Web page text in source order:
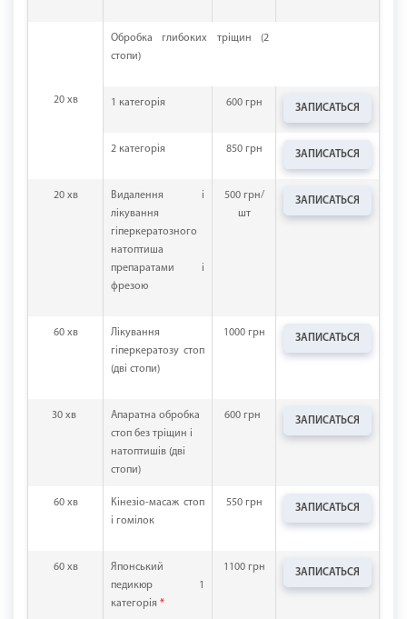
20 хв
Обробка глибоких тріщин (2
стопи)
1 категорія 600 грн ЗАПИСАТЬСЯ
2 категорія 850 грн ЗАПИСАТЬСЯ
20 хв
Видалення і
лікування
гіперкератозного
натоптиша
препаратами і
фрезою
500 грн/
шт
ЗАПИСАТЬСЯ
60 хв
Лікування
гіперкератозу стоп
(дві стопи)
1000 грн ЗАПИСАТЬСЯ
30 хв
Апаратна обробка
стоп без тріщин і
натоптишів (дві
стопи)
600 грн ЗАПИСАТЬСЯ
60 хв
Кінезіо-масаж стоп
і гомілок
550 грн ЗАПИСАТЬСЯ
60 хв
Японський
педикюр 1
категорія *
1100 грн ЗАПИСАТЬСЯ